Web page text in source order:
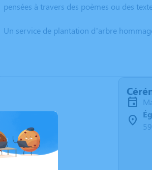
pensées à travers des poèmes ou des
Un service de plantation d’arbre